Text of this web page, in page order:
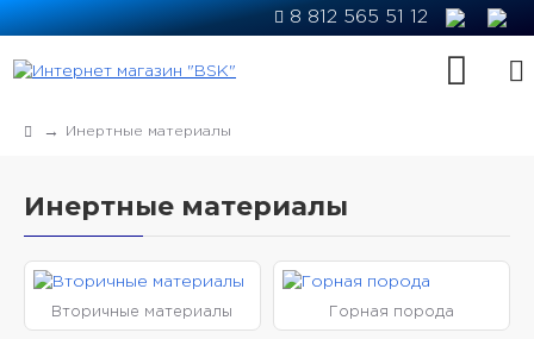
8 812 565 51 12
Инертные материалы
Инертные материалы
Вторичные материалы Горная порода